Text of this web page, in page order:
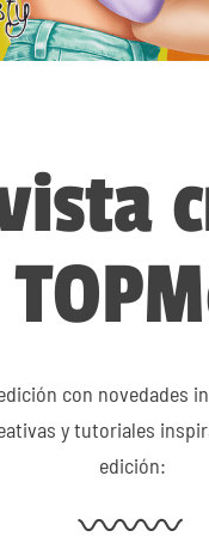
con novedades
y tutoriales
edición: